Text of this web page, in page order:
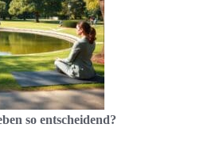
so entscheidend?